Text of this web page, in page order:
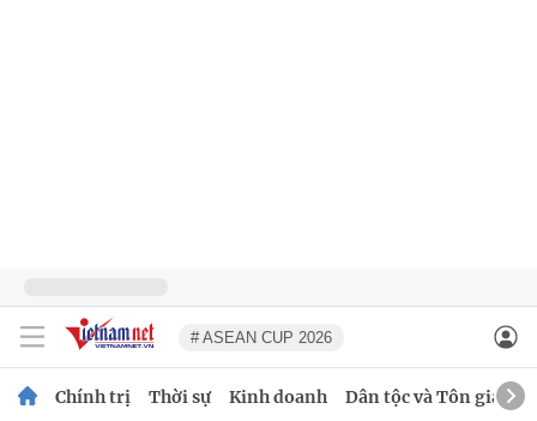
# ASEAN CUP 2026
Chính trị Thời sự Kinh doanh Dân tộc và Tôn giáo